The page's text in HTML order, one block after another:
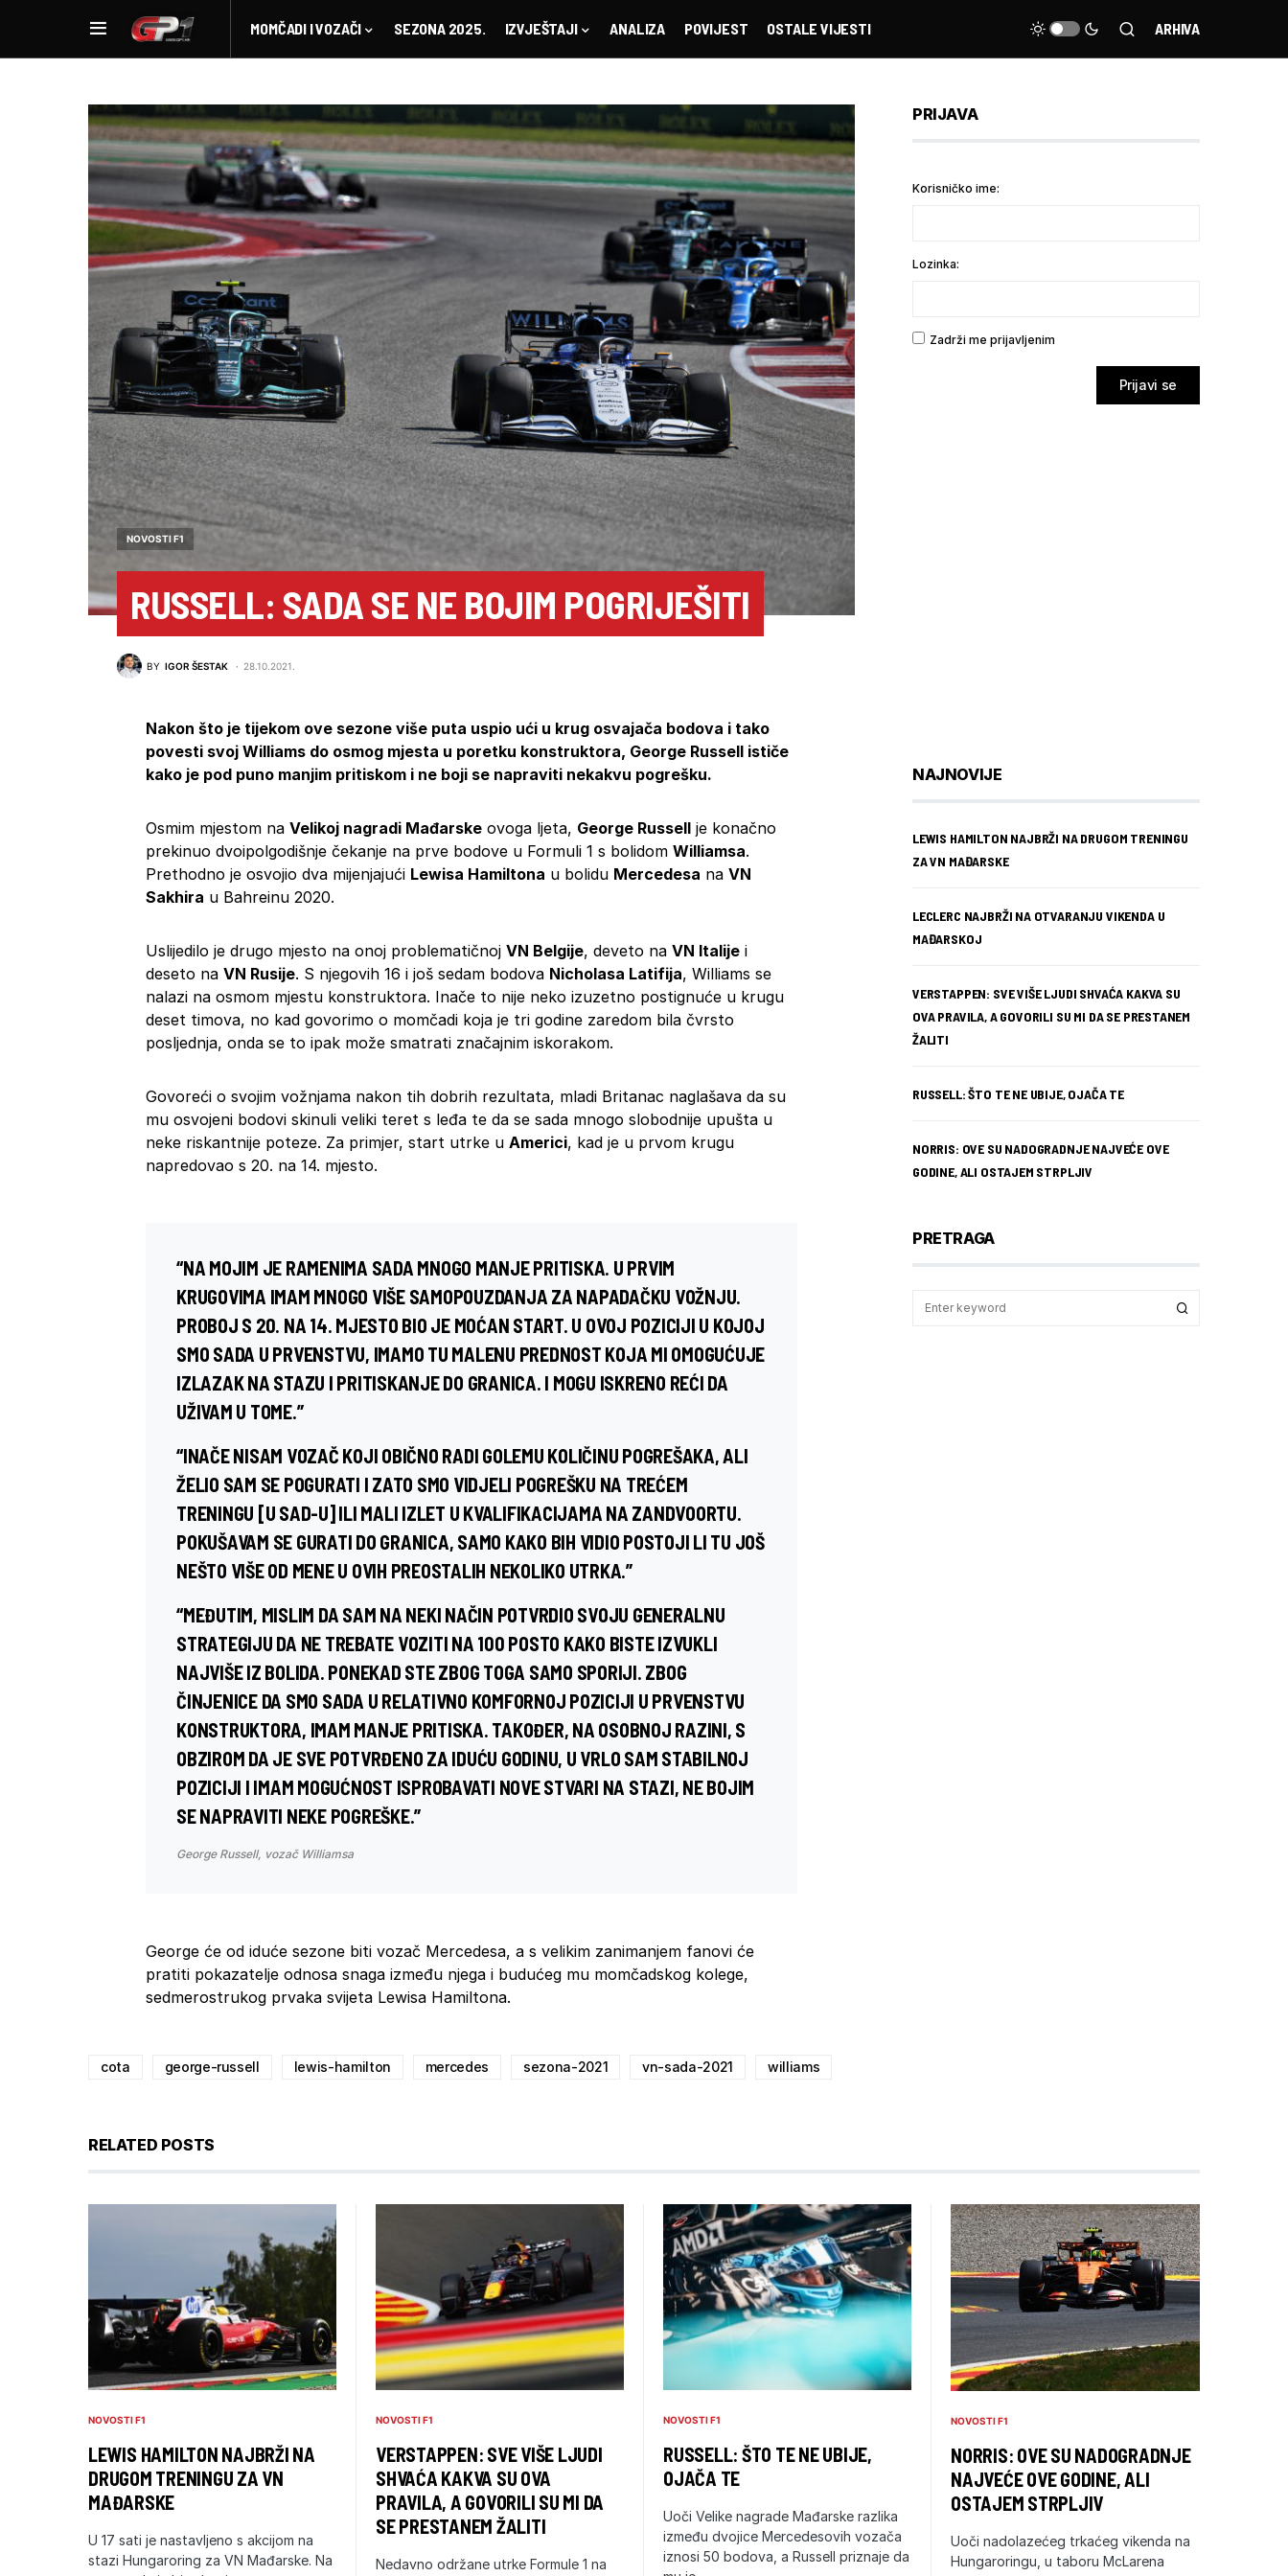
MOMČADI I VOZAČI SEZONA 2025. IZVJEŠTAJI ANALIZA POVIJEST OSTALE VIJESTI ARHIVA
NOVOSTI F1
RUSSELL: SADA SE NE BOJIM POGRIJEŠITI
BY IGOR ŠESTAK 28.10.2021.
Nakon što je tijekom ove sezone više puta uspio ući u krug osvajača bodova i tako
povesti svoj Williams do osmog mjesta u poretku konstruktora, George Russell ističe
kako je pod puno manjim pritiskom i ne boji se napraviti nekakvu pogrešku.
Osmim mjestom na Velikoj nagradi Mađarske ovoga ljeta, George Russell je konačno
prekinuo dvoipolgodišnje čekanje na prve bodove u Formuli 1 s bolidom Williamsa.
Prethodno je osvojio dva mijenjajući Lewisa Hamiltona u bolidu Mercedesa na VN
Sakhira u Bahreinu 2020.
Uslijedilo je drugo mjesto na onoj problematičnoj VN Belgije, deveto na VN Italije i
deseto na VN Rusije. S njegovih 16 i još sedam bodova Nicholasa Latifija, Williams se
nalazi na osmom mjestu konstruktora. Inače to nije neko izuzetno postignuće u krugu
deset timova, no kad govorimo o momčadi koja je tri godine zaredom bila čvrsto
posljednja, onda se to ipak može smatrati značajnim iskorakom.
Govoreći o svojim vožnjama nakon tih dobrih rezultata, mladi Britanac naglašava da su
mu osvojeni bodovi skinuli veliki teret s leđa te da se sada mnogo slobodnije upušta u
neke riskantnije poteze. Za primjer, start utrke u Americi, kad je u prvom krugu
napredovao s 20. na 14. mjesto.
“NA MOJIM JE RAMENIMA SADA MNOGO MANJE PRITISKA. U PRVIM
KRUGOVIMA IMAM MNOGO VIŠE SAMOPOUZDANJA ZA NAPADAČKU VOŽNJU.
PROBOJ S 20. NA 14. MJESTO BIO JE MOĆAN START. U OVOJ POZICIJI U KOJOJ
SMO SADA U PRVENSTVU, IMAMO TU MALENU PREDNOST KOJA MI OMOGUĆUJE
IZLAZAK NA STAZU I PRITISKANJE DO GRANICA. I MOGU ISKRENO REĆI DA
UŽIVAM U TOME.”
“INAČE NISAM VOZAČ KOJI OBIČNO RADI GOLEMU KOLIČINU POGREŠAKA, ALI
ŽELIO SAM SE POGURATI I ZATO SMO VIDJELI POGREŠKU NA TREĆEM
TRENINGU [U SAD-U] ILI MALI IZLET U KVALIFIKACIJAMA NA ZANDVOORTU.
POKUŠAVAM SE GURATI DO GRANICA, SAMO KAKO BIH VIDIO POSTOJI LI TU JOŠ
NEŠTO VIŠE OD MENE U OVIH PREOSTALIH NEKOLIKO UTRKA.”
“MEĐUTIM, MISLIM DA SAM NA NEKI NAČIN POTVRDIO SVOJU GENERALNU
STRATEGIJU DA NE TREBATE VOZITI NA 100 POSTO KAKO BISTE IZVUKLI
NAJVIŠE IZ BOLIDA. PONEKAD STE ZBOG TOGA SAMO SPORIJI. ZBOG
ČINJENICE DA SMO SADA U RELATIVNO KOMFORNOJ POZICIJI U PRVENSTVU
KONSTRUKTORA, IMAM MANJE PRITISKA. TAKOĐER, NA OSOBNOJ RAZINI, S
OBZIROM DA JE SVE POTVRĐENO ZA IDUĆU GODINU, U VRLO SAM STABILNOJ
POZICIJI I IMAM MOGUĆNOST ISPROBAVATI NOVE STVARI NA STAZI, NE BOJIM
SE NAPRAVITI NEKE POGREŠKE.”
George Russell, vozač Williamsa
George će od iduće sezone biti vozač Mercedesa, a s velikim zanimanjem fanovi će
pratiti pokazatelje odnosa snaga između njega i budućeg mu momčadskog kolege,
sedmerostrukog prvaka svijeta Lewisa Hamiltona.
cota george-russell lewis-hamilton mercedes sezona-2021 vn-sada-2021 williams
PRIJAVA
Korisničko ime:
Lozinka:
Zadrži me prijavljenim
Prijavi se
NAJNOVIJE
LEWIS HAMILTON NAJBRŽI NA DRUGOM TRENINGU
ZA VN MAĐARSKE
LECLERC NAJBRŽI NA OTVARANJU VIKENDA U
MAĐARSKOJ
VERSTAPPEN: SVE VIŠE LJUDI SHVAĆA KAKVA SU
OVA PRAVILA, A GOVORILI SU MI DA SE PRESTANEM
ŽALITI
RUSSELL: ŠTO TE NE UBIJE, OJAČA TE
NORRIS: OVE SU NADOGRADNJE NAJVEĆE OVE
GODINE, ALI OSTAJEM STRPLJIV
PRETRAGA
RELATED POSTS
NOVOSTI F1
LEWIS HAMILTON NAJBRŽI NA
DRUGOM TRENINGU ZA VN
MAĐARSKE
U 17 sati je nastavljeno s akcijom na
stazi Hungaroring za VN Mađarske. Na
NOVOSTI F1
VERSTAPPEN: SVE VIŠE LJUDI
SHVAĆA KAKVA SU OVA
PRAVILA, A GOVORILI SU MI DA
SE PRESTANEM ŽALITI
Nedavno održane utrke Formule 1 na
NOVOSTI F1
RUSSELL: ŠTO TE NE UBIJE,
OJAČA TE
Uoči Velike nagrade Mađarske razlika
između dvojice Mercedesovih vozača
iznosi 50 bodova, a Russell priznaje da
NOVOSTI F1
NORRIS: OVE SU NADOGRADNJE
NAJVEĆE OVE GODINE, ALI
OSTAJEM STRPLJIV
Uoči nadolazećeg trkaćeg vikenda na
Hungaroringu, u taboru McLarena